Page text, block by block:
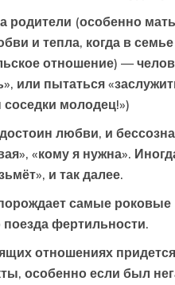
родители (особенно
и тепла, когда в
отношение) —
или пытаться
молодец!»)
любви, и
«кому я нужна».
и так далее.
самые
фертильности.
отношениях
особенно если был